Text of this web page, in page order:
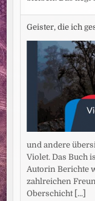
Geister, die ich
und andere
Violet. Das Buch
Autorin Berichte
zahlreichen
Oberschicht [...]